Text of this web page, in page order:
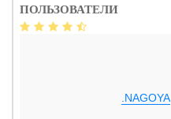
ПОЛЬЗОВАТЕЛИ
.NAGOYA